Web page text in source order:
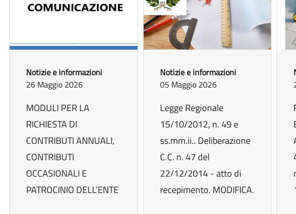
Notizie e informazioni
26 Maggio 2026
MODULI PER LA
RICHIESTA DI
CONTRIBUTI ANNUALI,
CONTRIBUTI
OCCASIONALI E
PATROCINIO DELL’ENTE
Notizie e informazioni
05 Maggio 2026
Legge Regionale
15/10/2012, n. 49 e
ss.mm.ii.. Deliberazione
C.C. n. 47 del
22/12/2014 - atto di
recepimento. MODIFICA.